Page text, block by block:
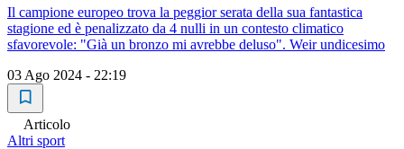
Il campione europeo trova la peggior serata della sua fantastica
stagione ed è penalizzato da 4 nulli in un contesto climatico
sfavorevole: "Già un bronzo mi avrebbe deluso". Weir undicesimo
03 Ago 2024 - 22:19
Articolo
Altri sport